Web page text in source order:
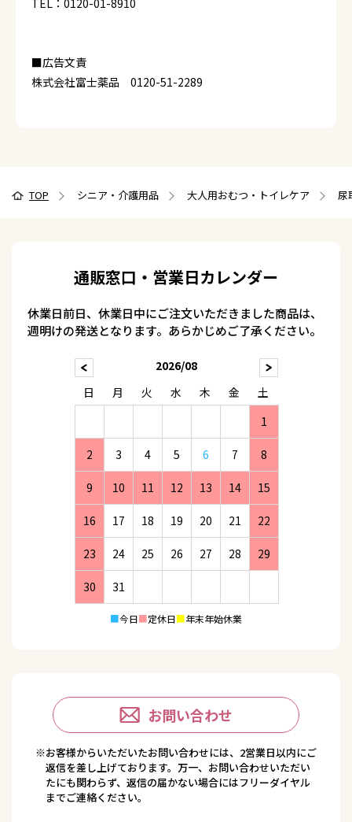
TEL：0120-01-8910
■広告文責
株式会社富士薬品 0120-51-2289
TOP シニア・介護用品 大人用おむつ・トイレケア 尿
通販窓口・営業日カレンダー
休業日前日、休業日中にご注文いただきました商品は、
週明けの発送となります。あらかじめご了承ください。
2026/08
日
月 火 水 木 金
土
1
2 3 4 5 6 7 8
9 10 11 12 13 14 15
16 17 18 19 20 21 22
23 24 25 26 27 28 29
30 31
■今日■定休日■年末年始休業
お問い合わせ
※お客様からいただいたお問い合わせには、2営業日以内にご
返信を差し上げております。万一、お問い合わせいただい
たにも関わらず、返信の届かない場合にはフリーダイヤル
までご連絡ください。